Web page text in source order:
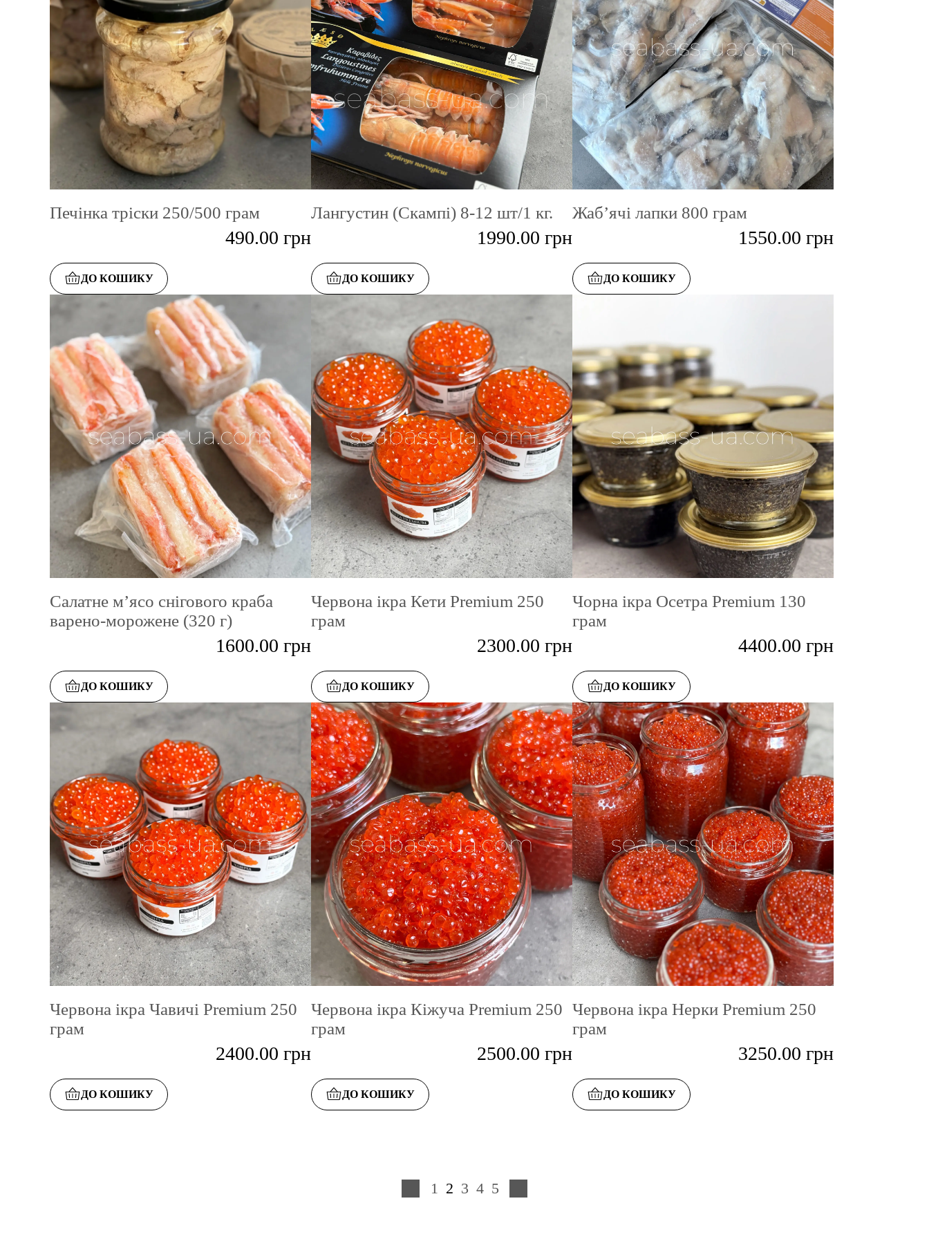
Печінка тріски 250/500 грам
490.00 грн
ДО КОШИКУ
Лангустин (Скампі) 8-12 шт/1 кг.
1990.00 грн
ДО КОШИКУ
Жаб’ячі лапки 800 грам
1550.00 грн
ДО КОШИКУ
Салатне м’ясо снігового краба
варено-морожене (320 г)
1600.00 грн
ДО КОШИКУ
Червона ікра Кети Premium 250
грам
2300.00 грн
ДО КОШИКУ
Чорна ікра Осетра Premium 130
грам
4400.00 грн
ДО КОШИКУ
Червона ікра Чавичі Premium 250
грам
2400.00 грн
ДО КОШИКУ
Червона ікра Кіжуча Premium 250
грам
2500.00 грн
ДО КОШИКУ
Червона ікра Нерки Premium 250
грам
3250.00 грн
ДО КОШИКУ
1 2 3 4 5
ВАШЕ ЗАМОВЛЕННЯ:
ДО КАТАЛОГУ